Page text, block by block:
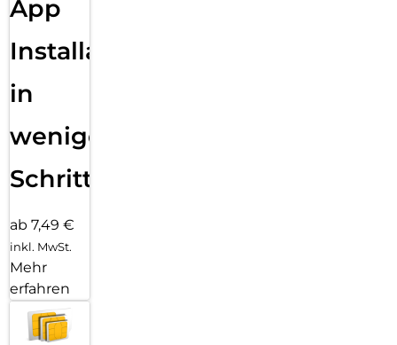
App
Installation
in
wenigen
Schritten
ab 7,49 €
inkl. MwSt.
Mehr
erfahren